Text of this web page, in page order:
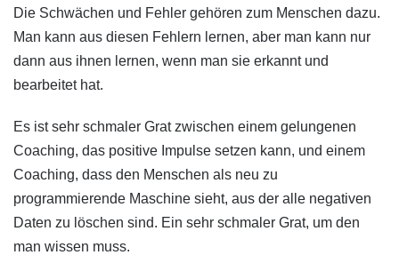
Die Schwächen und Fehler gehören zum Menschen dazu.
Man kann aus diesen Fehlern lernen, aber man kann nur
dann aus ihnen lernen, wenn man sie erkannt und
bearbeitet hat.
Es ist sehr schmaler Grat zwischen einem gelungenen
Coaching, das positive Impulse setzen kann, und einem
Coaching, dass den Menschen als neu zu
programmierende Maschine sieht, aus der alle negativen
Daten zu löschen sind. Ein sehr schmaler Grat, um den
man wissen muss.